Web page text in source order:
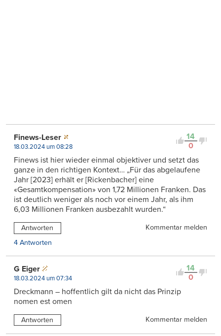
14
0
Finews-Leser
18.03.2024 um 08:28
Finews ist hier wieder einmal objektiver und setzt das
ganze in den richtigen Kontext… „Für das abgelaufene
Jahr [2023] erhält er [Rickenbacher] eine
«Gesamtkompensation» von 1,72 Millionen Franken. Das
ist deutlich weniger als noch vor einem Jahr, als ihm
6,03 Millionen Franken ausbezahlt wurden.“
Antworten
Kommentar melden
4 Antworten
14
0
G Eiger
18.03.2024 um 07:34
Dreckmann – hoffentlich gilt da nicht das Prinzip
nomen est omen
Antworten Kommentar melden